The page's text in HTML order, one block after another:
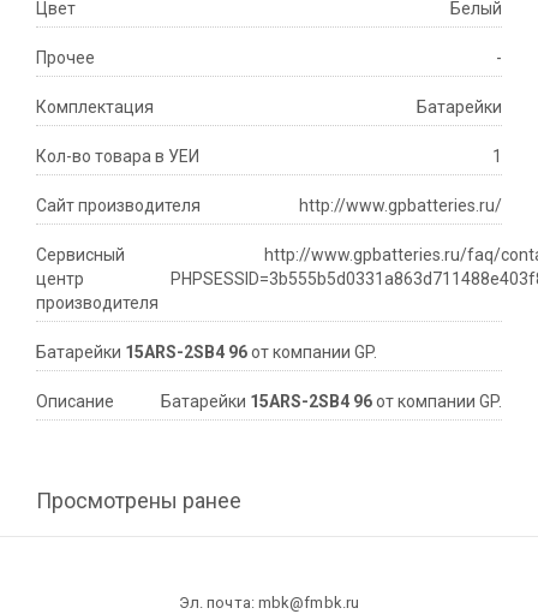
Цвет Белый
Прочее -
Комплектация Батарейки
Кол-во товара в УЕИ 1
Сайт производителя http://www.gpbatteries.ru/
Сервисный
центр
производителя
http://www.gpbatteries.ru/faq/
Батарейки 15ARS-2SB4 96от компании GP.
Описание Батарейки 15ARS-2SB4 96от компании GP.
Просмотрены ранее
Эл. почта: mbk@fmbk.ru